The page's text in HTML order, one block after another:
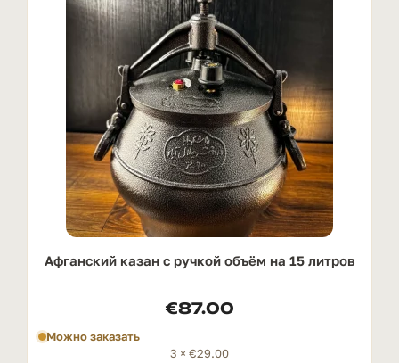
Афганский казан с ручкой oбъём на 15 литров
€87.00
Можно заказать
3 × €29.00